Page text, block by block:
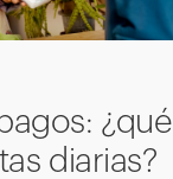
¿qué
diarias?